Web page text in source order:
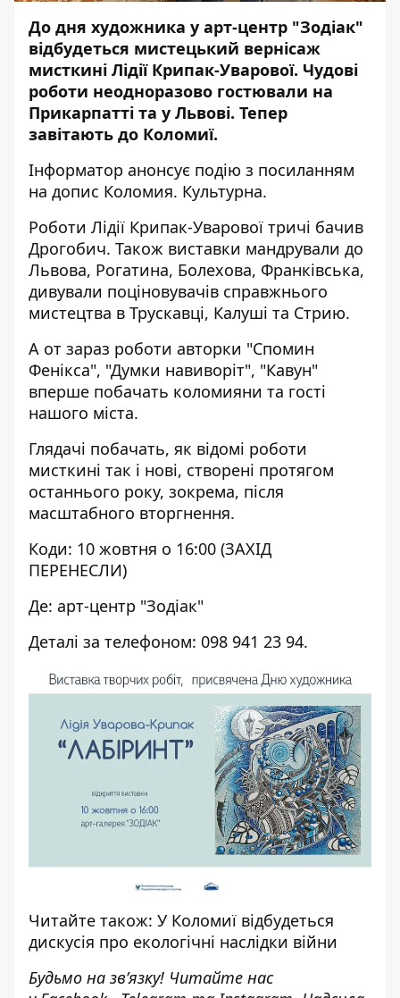
До дня художника у арт-центр "Зодіак"
відбудеться мистецький вернісаж
мисткині Лідії Крипак-Уварової. Чудові
роботи неодноразово гостювали на
Прикарпатті та у Львові. Тепер
завітають до Коломиї.
Інформатор анонсує подію з посиланням
на допис Коломия. Культурна.
Роботи Лідії Крипак-Уварової тричі бачив
Дрогобич. Також виставки мандрували до
Львова, Рогатина, Болехова, Франківська,
дивували поціновувачів справжнього
мистецтва в Трускавці, Калуші та Стрию.
А от зараз роботи авторки "Спомин
Фенікса", "Думки навиворіт", "Кавун"
вперше побачать коломияни та гості
нашого міста.
Глядачі побачать, як відомі роботи
мисткині так і нові, створені протягом
останнього року, зокрема, після
масштабного вторгнення.
Коди: 10 жовтня о 16:00 (ЗАХІД
ПЕРЕНЕСЛИ)
Де: арт-центр "Зодіак"
Деталі за телефоном: 098 941 23 94.
Читайте також: У Коломиї відбудеться
дискусія про екологічні наслідки війни
Будьмо на зв’язку! Читайте нас